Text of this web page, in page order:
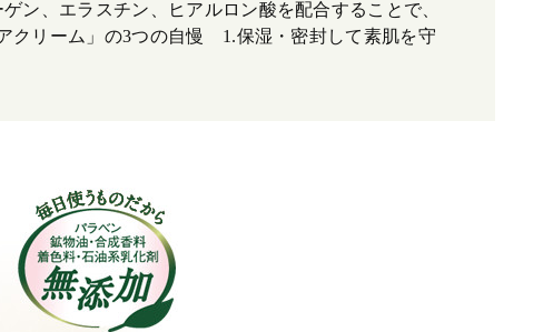
ン、エラスチン、ヒアルロン酸を配合することで、
クリーム」の3つの自慢 1.保湿・密封して素肌を守